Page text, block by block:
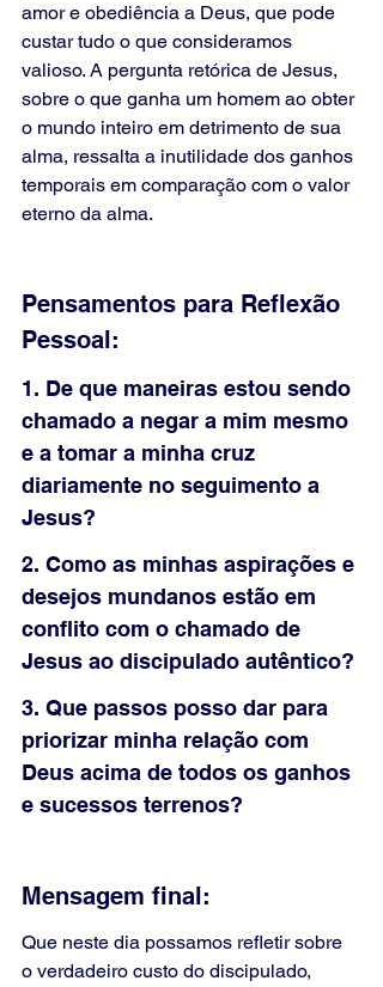
amor e obediência a Deus, que pode
custar tudo o que consideramos
valioso. A pergunta retórica de Jesus,
sobre o que ganha um homem ao obter
o mundo inteiro em detrimento de sua
alma, ressalta a inutilidade dos ganhos
temporais em comparação com o valor
eterno da alma.
Pensamentos para Reflexão
Pessoal:
1. De que maneiras estou sendo
chamado a negar a mim mesmo
e a tomar a minha cruz
diariamente no seguimento a
Jesus?
2. Como as minhas aspirações e
desejos mundanos estão em
conflito com o chamado de
Jesus ao discipulado autêntico?
3. Que passos posso dar para
priorizar minha relação com
Deus acima de todos os ganhos
e sucessos terrenos?
Mensagem final:
Que neste dia possamos refletir sobre
o verdadeiro custo do discipulado,